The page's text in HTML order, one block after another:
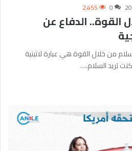
0 2٬455
القوة.. الدفاع عن
من خلال القوة هي عبارة لاتينية
تريد السلام،…